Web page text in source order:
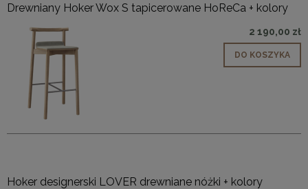
Drewniany Hoker Wox S tapicerowane HoReCa + kolory
2 190,00 zł
DO KOSZYKA
Hoker designerski LOVER drewniane nóżki + kolory